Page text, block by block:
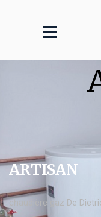
ARTISAN
chaudière gaz De